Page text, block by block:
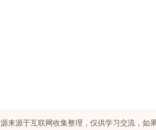
来源于互联网收集整理，仅供学习交流，如